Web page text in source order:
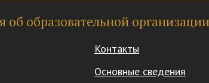
об образовательной организации
Контакты
Основные сведения